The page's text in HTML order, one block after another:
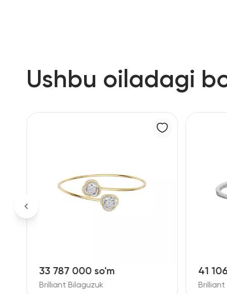
Ushbu oiladagi
33 787 000 so'm
Brilliant Bilaguzuk
41
Brilliant